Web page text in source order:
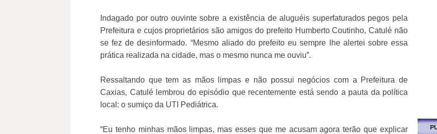
Indagado por outro ouvinte sobre a existência de aluguéis superfaturados pegos pela
Prefeitura e cujos proprietários são amigos do prefeito Humberto Coutinho, Catulé não
se fez de desinformado. “Mesmo aliado do prefeito eu sempre lhe alertei sobre essa
prática realizada na cidade, mas o mesmo nunca me ouviu”.
Ressaltando que tem as mãos limpas e não possui negócios com a Prefeitura de
Caxias, Catulé lembrou do episódio que recentemente está sendo a pauta da política
local: o sumiço da UTI Pediátrica.
“Eu tenho minhas mãos limpas, mas esses que me acusam agora terão que explicar